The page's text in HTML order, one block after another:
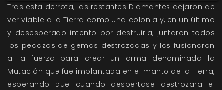
Tras esta derrota, las restantes Diamantes dejaron de
ver viable a la Tierra como una colonia y, en un último
y desesperado intento por destruirla, juntaron todos
los pedazos de gemas destrozadas y las fusionaron
a la fuerza para crear un arma denominada la
Mutación que fue implantada en el manto de la Tierra,
esperando que cuando despertase destrozara el